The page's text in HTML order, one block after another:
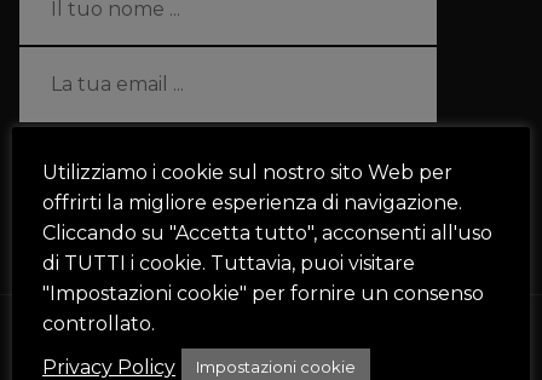
Ho letto e accetto i termini e le condizioni
ISCRIVITI
Utilizziamo i cookie sul nostro sito Web per
offrirti la migliore esperienza di navigazione.
Cliccando su "Accetta tutto", acconsenti all'uso
di TUTTI i cookie. Tuttavia, puoi visitare
"Impostazioni cookie" per fornire un consenso
controllato.
Privacy Policy
Impostazioni cookie